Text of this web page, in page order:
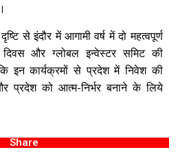
से इंदौर में आगामी वर्ष में दो महत्वपूर्ण
दिवस और ग्लोबल इन्वेस्टर समिट की
इन कार्यक्रमों से प्रदेश में निवेश की
को आत्म-निर्भर बनाने के लिये
Share